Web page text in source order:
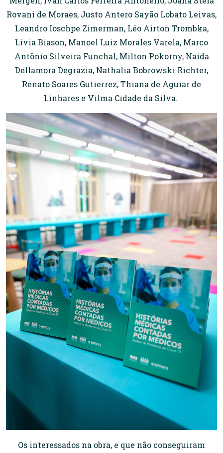
Rovani de Moraes, Justo Antero Sayão Lobato Leivas,
Leandro Ioschpe Zimerman, Léo Airton Trombka,
Livia Biason, Manoel Luiz Morales Varela, Marco
Antônio Silveira Funchal, Milton Pokorny, Naida
Dellamora Degrazia, Nathalia Bobrowski Richter,
Renato Soares Gutierrez, Thiana de Aguiar de
Linhares e Vilma Cidade da Silva.
Os interessados na obra, e que não conseguiram